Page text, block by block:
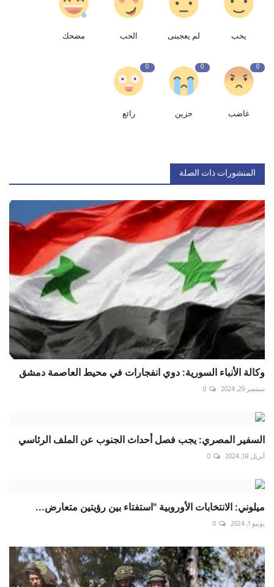
يحب لم يعجبنى الحب مضحك
0
غاضب
0
حزين
0
رائع
المنشورات ذات الصلة
وكالة الأنباء السورية: دوي انفجارات في محيط العاصمة دمشق
سبتمبر 29, 2024 0
السفير المصري: يجب فصل أحداث الجنوب عن الملف الرئاسي
أبريل 18, 2024 0
ميلوني: الانتخابات الأوروبية "استفتاء بين رؤيتين متعارض...
يونيو 1, 2024 0